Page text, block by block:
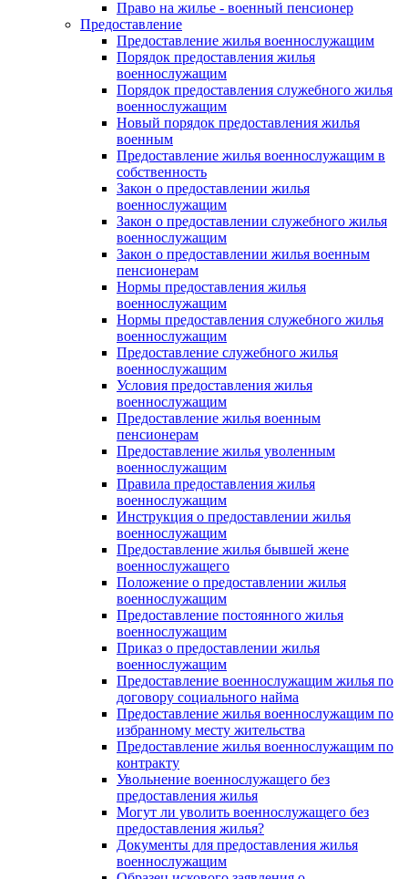
Право на жилье - военный пенсионер
Предоставление
Предоставление жилья военнослужащим
Порядок предоставления жилья
военнослужащим
Порядок предоставления служебного жилья
военнослужащим
Новый порядок предоставления жилья
военным
Предоставление жилья военнослужащим в
собственность
Закон о предоставлении жилья
военнослужащим
Закон о предоставлении служебного жилья
военнослужащим
Закон о предоставлении жилья военным
пенсионерам
Нормы предоставления жилья
военнослужащим
Нормы предоставления служебного жилья
военнослужащим
Предоставление служебного жилья
военнослужащим
Условия предоставления жилья
военнослужащим
Предоставление жилья военным
пенсионерам
Предоставление жилья уволенным
военнослужащим
Правила предоставления жилья
военнослужащим
Инструкция о предоставлении жилья
военнослужащим
Предоставление жилья бывшей жене
военнослужащего
Положение о предоставлении жилья
военнослужащим
Предоставление постоянного жилья
военнослужащим
Приказ о предоставлении жилья
военнослужащим
Предоставление военнослужащим жилья по
договору социального найма
Предоставление жилья военнослужащим по
избранному месту жительства
Предоставление жилья военнослужащим по
контракту
Увольнение военнослужащего без
предоставления жилья
Могут ли уволить военнослужащего без
предоставления жилья?
Документы для предоставления жилья
военнослужащим